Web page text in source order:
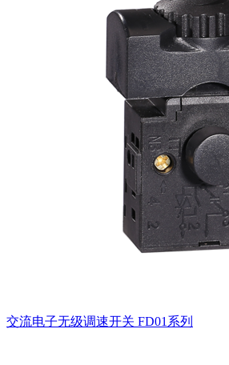
交流电子无级调速开关 FD01系列